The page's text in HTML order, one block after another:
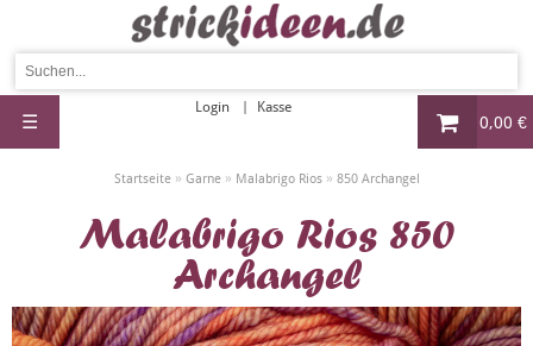
0,00 €
Login Kasse
☰
Startseite» Garne» Malabrigo Rios» 850 Archangel
Malabrigo Rios 850
Archangel